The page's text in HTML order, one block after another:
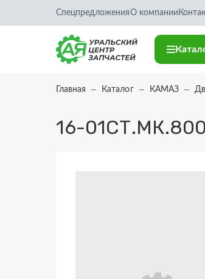
СпецпредложенияО компании
Главная Каталог КАМАЗ
16-01СТ.МК.800